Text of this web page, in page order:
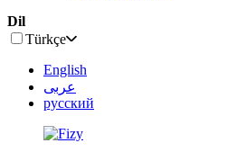
Dil
Türkçe
English
عربى
русский